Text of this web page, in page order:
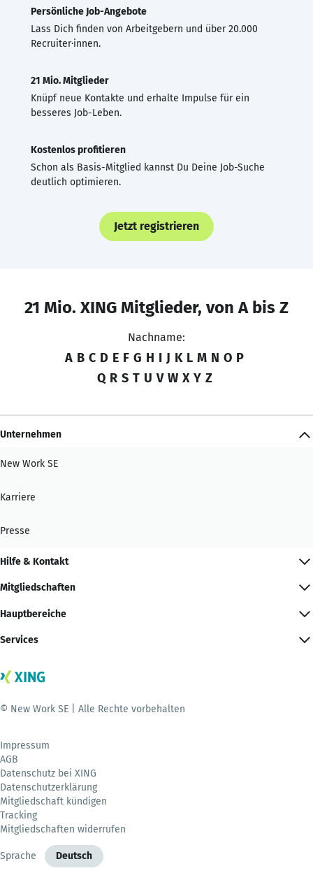
Persönliche Job-Angebote
Lass Dich finden von Arbeitgebern und über 20.000
Recruiter·innen.
21 Mio. Mitglieder
Knüpf neue Kontakte und erhalte Impulse für ein
besseres Job-Leben.
Kostenlos profitieren
Schon als Basis-Mitglied kannst Du Deine Job-Suche
deutlich optimieren.
Jetzt registrieren
21 Mio. XING Mitglieder, von A bis Z
Nachname:
A B C D E F G H I J K L M N O P
Q R S T U V W X Y Z
Unternehmen
New Work SE
Karriere
Presse
Hilfe & Kontakt
Mitgliedschaften
Hauptbereiche
Services
© New Work SE | Alle Rechte vorbehalten
Impressum
AGB
Datenschutz bei XING
Datenschutzerklärung
Mitgliedschaft kündigen
Tracking
Mitgliedschaften widerrufen
Sprache Deutsch